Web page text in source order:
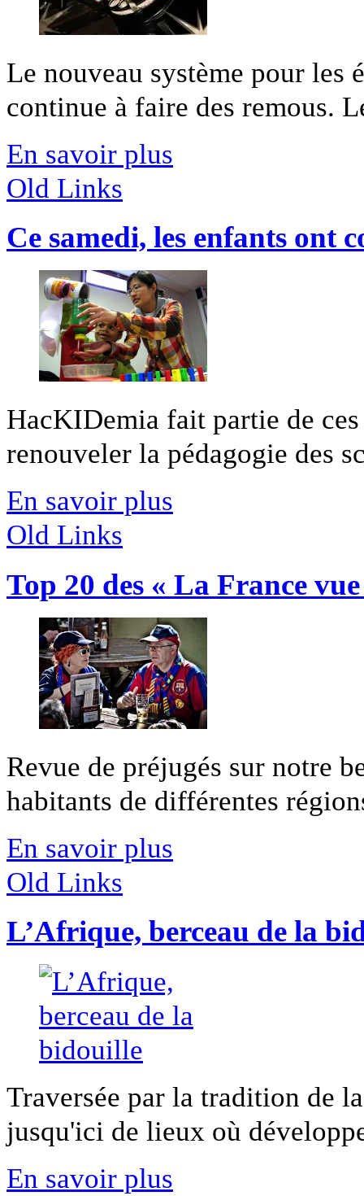
Le nouveau système pour les
continue à faire des remous.
En savoir plus
Old Links
Ce samedi, les enfants ont
HacKIDemia fait partie de
renouveler la pédagogie des
En savoir plus
Old Links
Top 20 des « La France
Revue de préjugés sur notre
habitants de différentes
En savoir plus
Old Links
L’Afrique, berceau de la
Traversée par la tradition de
jusqu'ici de lieux où
En savoir plus